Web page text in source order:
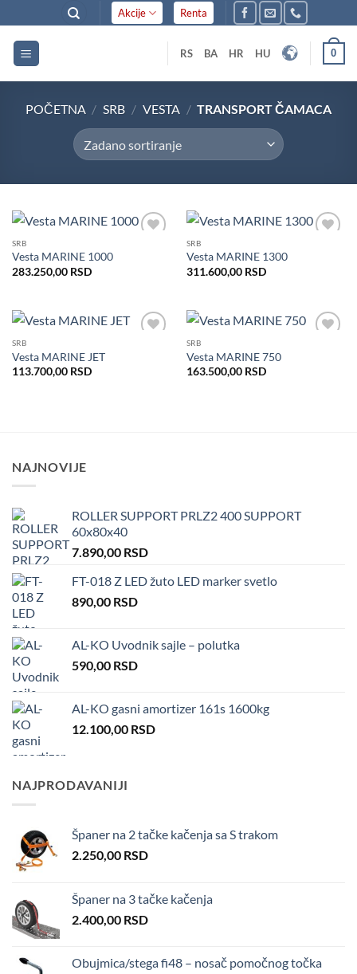
to
content
Akcije Renta
RS BA HR HU 0
POČETNA / SRB / VESTA / TRANSPORT ČAMACA
SRB
Vesta MARINE 1000
283.250,00 RSD
SRB
Vesta MARINE 1300
311.600,00 RSD
SRB
Vesta MARINE JET
113.700,00 RSD
SRB
Vesta MARINE 750
163.500,00 RSD
NAJNOVIJE
ROLLER SUPPORT PRLZ2 400 SUPPORT
60x80x40
7.890,00 RSD
FT-018 Z LED žuto LED marker svetlo
890,00 RSD
AL-KO Uvodnik sajle – polutka
590,00 RSD
AL-KO gasni amortizer 161s 1600kg
12.100,00 RSD
NAJPRODAVANIJI
Španer na 2 tačke kačenja sa S trakom
2.250,00 RSD
Španer na 3 tačke kačenja
2.400,00 RSD
Obujmica/stega fi48 – nosač pomočnog točka